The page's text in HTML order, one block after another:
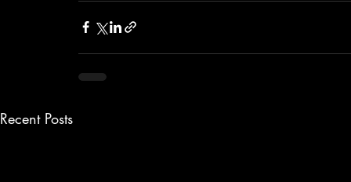
Recent Posts